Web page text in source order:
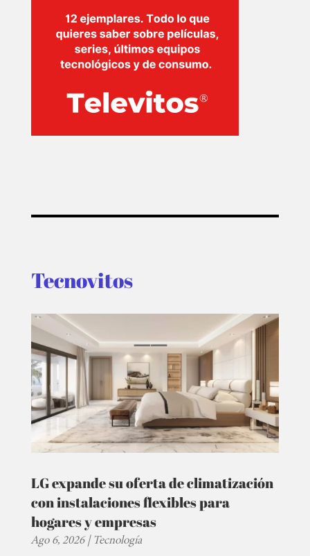
TECNOVITOS
T-
Tecnovitos
LG expande su oferta de climatización
con instalaciones flexibles para
hogares y empresas
Ago 6, 2026|Tecnología